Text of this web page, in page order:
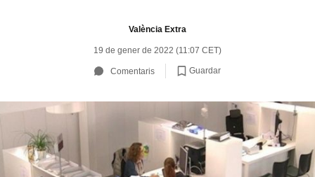
València Extra
19 de gener de 2022 (11:07 CET)
Comentaris Guardar